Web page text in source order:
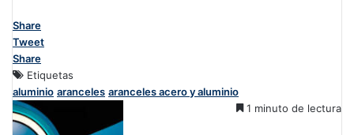
Share
Tweet
Share
Etiquetas
aluminio aranceles aranceles acero y aluminio
1 minuto de lectura